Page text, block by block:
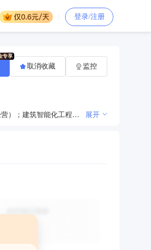
登录/注册
信息技术研发、技术咨询；软件开发；信息系统集成；互联网信息技术服务；数据处理和存储服务；工程管理服务（凭资质证书经营）；建筑智能化工程、建筑装饰装修工程、铁路电气化工程、管道（不含特种设备）工程、安防工程、城市及道路照明工程、室内外装饰装修工程、机电设备（不含特种设备）安装工程、消防工程设计及施工（凭资质证书经营）；空调设备技术服务（不含特种设备）；销售：电子产品、通讯设备（不含无线广播电视发射及卫星地面接收设备）、安防设备（国家有专项规定的除外）、建筑材料（不含危险化学品）、装饰材料（不含危险化学品）、计算机软硬件、仪器仪表、五金产品、家具、办公设备、电源设备、网络设备、电线电缆、家用电器；货物及技术进出口（国家禁止或涉及行政审批的货物和技术进出口除外）。（依法须经批准的项目，经相关部门批准后方可开展经营活动）。 展开
取消收藏 监控